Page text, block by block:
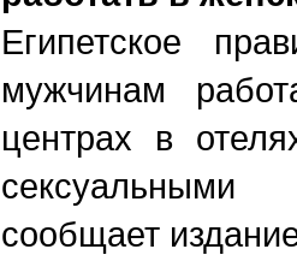
Египетское
мужчинам
центрах в
сексуальными
сообщает